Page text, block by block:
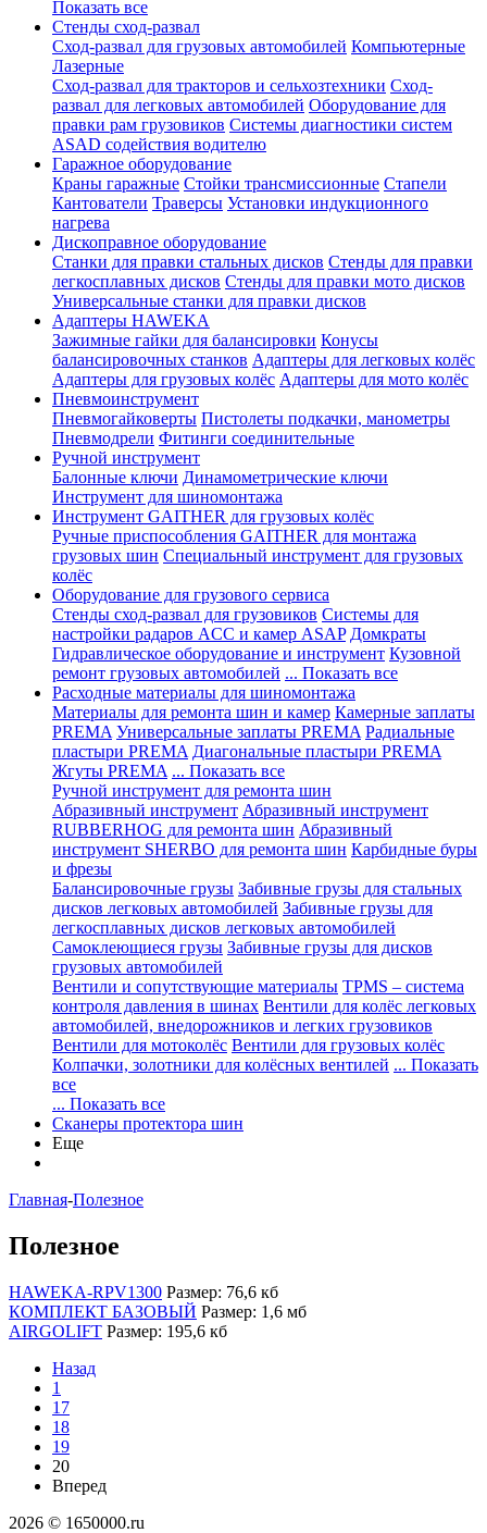
Показать все
Стенды сход-развал
Сход-развал для грузовых автомобилей Компьютерные
Лазерные
Сход-развал для тракторов и сельхозтехники Сход-
развал для легковых автомобилей Оборудование для
правки рам грузовиков Системы диагностики систем
ASAD содействия водителю
Гаражное оборудование
Краны гаражные Стойки трансмиссионные Стапели
Кантователи Траверсы Установки индукционного
нагрева
Дископравное оборудование
Станки для правки стальных дисков Стенды для правки
легкосплавных дисков Стенды для правки мото дисков
Универсальные станки для правки дисков
Адаптеры HAWEKA
Зажимные гайки для балансировки Конусы
балансировочных станков Адаптеры для легковых колёс
Адаптеры для грузовых колёс Адаптеры для мото колёс
Пневмоинструмент
Пневмогайковерты Пистолеты подкачки, манометры
Пневмодрели Фитинги соединительные
Ручной инструмент
Балонные ключи Динамометрические ключи
Инструмент для шиномонтажа
Инструмент GAITHER для грузовых колёс
Ручные приспособления GAITHER для монтажа
грузовых шин Специальный инструмент для грузовых
колёс
Оборудование для грузового сервиса
Стенды сход-развал для грузовиков Системы для
настройки радаров ACC и камер ASAP Домкраты
Гидравлическое оборудование и инструмент Кузовной
ремонт грузовых автомобилей ... Показать все
Расходные материалы для шиномонтажа
Материалы для ремонта шин и камер Камерные заплаты
PREMA Универсальные заплаты PREMA Радиальные
пластыри PREMA Диагональные пластыри PREMA
Жгуты PREMA ... Показать все
Ручной инструмент для ремонта шин
Абразивный инструмент Абразивный инструмент
RUBBERHOG для ремонта шин Абразивный
инструмент SHERBO для ремонта шин Карбидные буры
и фрезы
Балансировочные грузы Забивные грузы для стальных
дисков легковых автомобилей Забивные грузы для
легкосплавных дисков легковых автомобилей
Самоклеющиеся грузы Забивные грузы для дисков
грузовых автомобилей
Вентили и сопутствующие материалы TPMS – система
контроля давления в шинах Вентили для колёс легковых
автомобилей, внедорожников и легких грузовиков
Вентили для мотоколёс Вентили для грузовых колёс
Колпачки, золотники для колёсных вентилей ... Показать
все
... Показать все
Сканеры протектора шин
Еще
Главная-Полезное
Полезное
HAWEKA-RPV1300 Размер: 76,6 кб
КОМПЛЕКТ БАЗОВЫЙ Размер: 1,6 мб
AIRGOLIFT Размер: 195,6 кб
Назад
1
17
18
19
20
Вперед
2026 © 1650000.ru